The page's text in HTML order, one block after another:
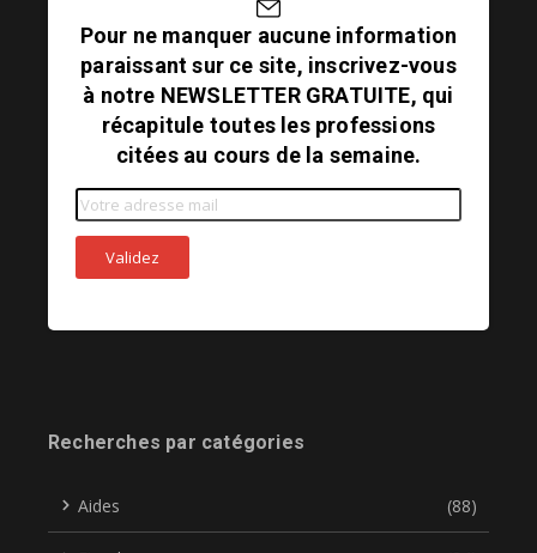
Pour ne manquer aucune information
paraissant sur ce site, inscrivez-vous
à notre NEWSLETTER GRATUITE, qui
récapitule toutes les professions
citées au cours de la semaine.
Recherches par catégories
Aides (88)